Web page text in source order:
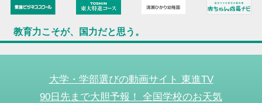
教育力こそが、国力だと思う。
大学・学部選びの動画サイト 東進TV
90日先まで大胆予報！ 全国学校のお天気